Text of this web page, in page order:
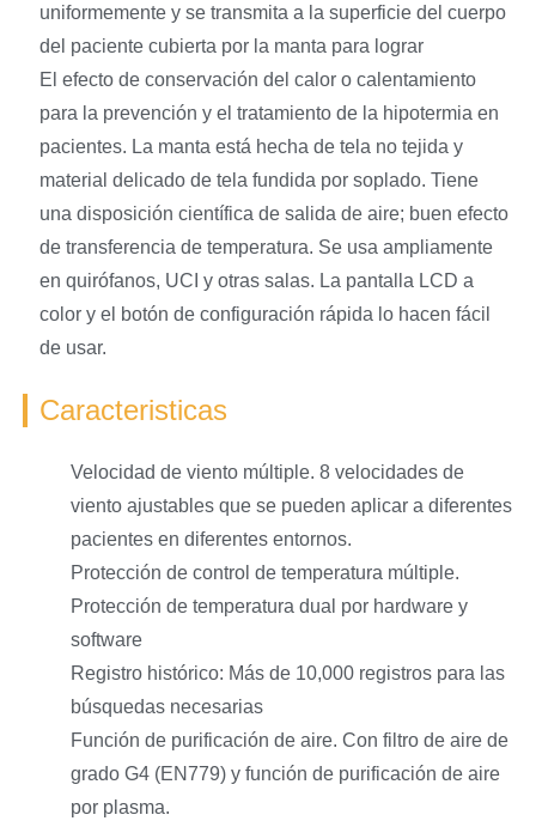
uniformemente y se transmita a la superficie del cuerpo
del paciente cubierta por la manta para lograr
El efecto de conservación del calor o calentamiento
para la prevención y el tratamiento de la hipotermia en
pacientes. La manta está hecha de tela no tejida y
material delicado de tela fundida por soplado. Tiene
una disposición científica de salida de aire; buen efecto
de transferencia de temperatura. Se usa ampliamente
en quirófanos, UCI y otras salas. La pantalla LCD a
color y el botón de configuración rápida lo hacen fácil
de usar.
Caracteristicas
Velocidad de viento múltiple. 8 velocidades de
viento ajustables que se pueden aplicar a diferentes
pacientes en diferentes entornos.
Protección de control de temperatura múltiple.
Protección de temperatura dual por hardware y
software
Registro histórico: Más de 10,000 registros para las
búsquedas necesarias
Función de purificación de aire. Con filtro de aire de
grado G4 (EN779) y función de purificación de aire
por plasma.